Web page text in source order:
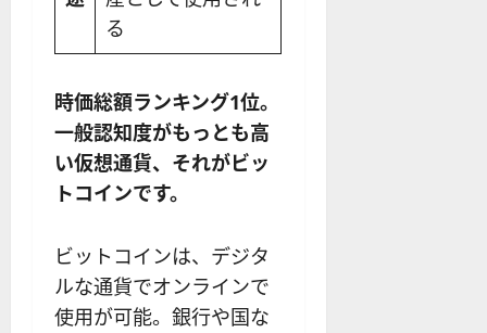
る
時価総額ランキング1位。
一般認知度がもっとも高
い仮想通貨、それがビッ
トコインです。
ビットコインは、デジタ
ルな通貨でオンラインで
使用が可能。銀行や国な